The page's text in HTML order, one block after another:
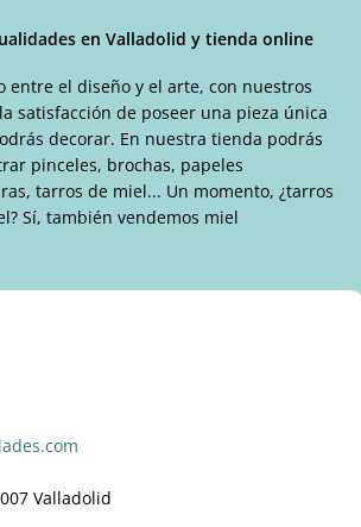
en Valladolid y tienda online
entre el diseño y el arte, con nuestros
satisfacción de poseer una pieza única
decorar. En nuestra tienda podrás
pinceles, brochas, papeles
tarros de miel... Un momento, ¿tarros
Sí, también vendemos miel
Valladolid